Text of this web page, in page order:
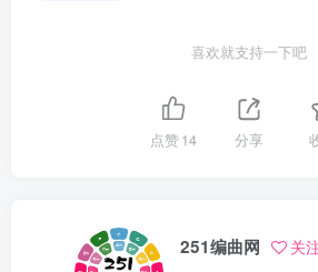
喜欢就支持一下吧
点赞14 分享
251编曲网 关